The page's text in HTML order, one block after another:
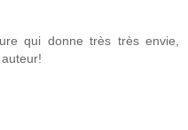
qui donne très très envie,